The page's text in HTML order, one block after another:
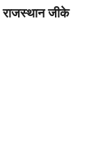
राजस्थान जीके